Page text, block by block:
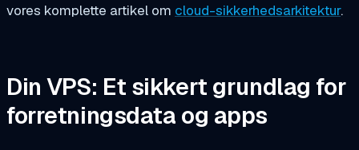
vores komplette artikel om cloud-sikkerhedsarkitektur.
Din VPS: Et sikkert grundlag for
forretningsdata og apps